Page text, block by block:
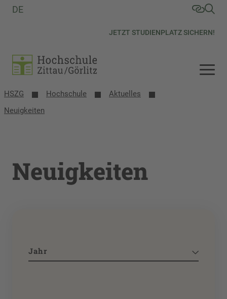
JETZT STUDIENPLATZ SICHERN!
DE
HSZG Hochschule
Aktuelles
Neuigkeiten
Neuigkeiten
Jahr